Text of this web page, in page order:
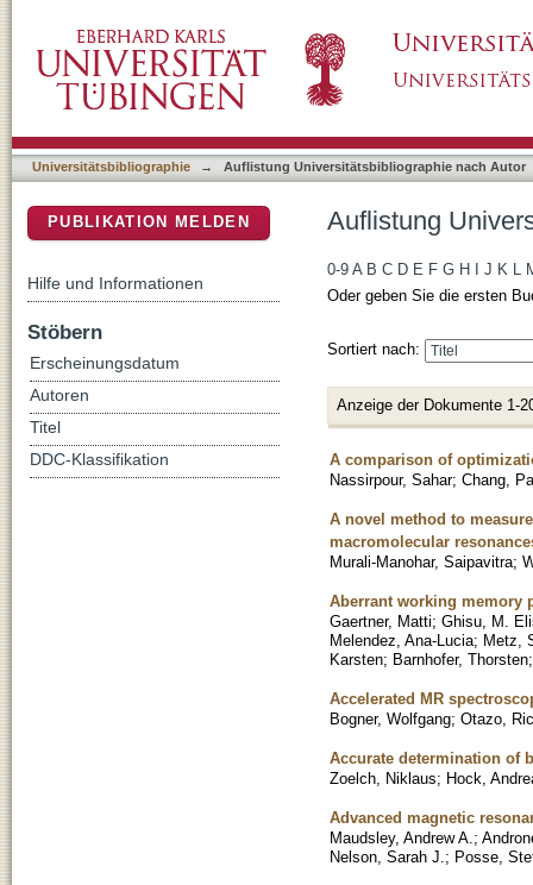
Universitätsbibliographie → Auflistung Universitätsbibliographie nach Autor
Auflistung
0-9 A B C D E F G H J K L
Oder geben Sie die ersten
Sortiert nach:
Anzeige der Dokumente 1-
A comparison of
Nassirpour, Sahar; Chang,
A novel method to
macromolecular
Murali-Manohar, Saipavitra;
Aberrant working memory
Gaertner, Matti; Ghisu, M.
Melendez, Ana-Lucia; Metz,
Karsten; Barnhofer, Thorsten
Accelerated MR
Bogner, Wolfgang; Otazo,
Accurate determination of
Zoelch, Niklaus; Hock,
Advanced magnetic
Maudsley, Andrew A. ;
Nelson, Sarah J. ; Posse,
PUBLIKATION MELDEN
Hilfe und Informationen
Stöbern
Erscheinungsdatum
Autoren
Titel
DDC-Klassifikation